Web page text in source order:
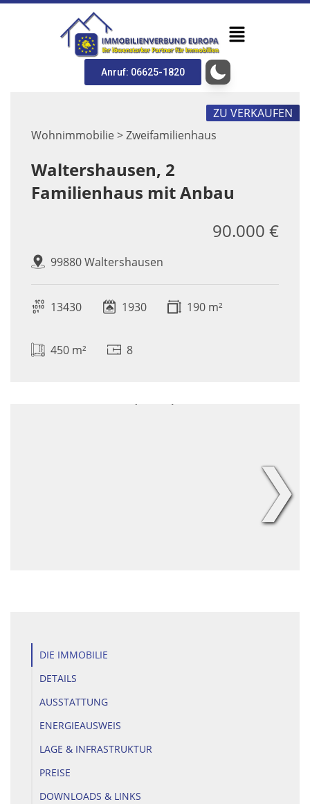
Anruf: 06625-1820
Wohnimmobilie > Zweifamilienhaus
ZU VERKAUFEN
Waltershausen, 2
Familienhaus mit Anbau
99880 Waltershausen
90.000 €
13430 1930 190 m²
450 m² 8
❯
DIE IMMOBILIE
DETAILS
AUSSTATTUNG
ENERGIEAUSWEIS
LAGE & INFRASTRUKTUR
PREISE
DOWNLOADS & LINKS